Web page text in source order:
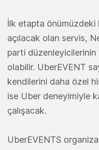
İlk etapta
açılacak olan servis,
parti düzenleyicilerinin
olabilir. UberEVENT
kendilerini daha özel
ise Uber deneyimiyle
çalışacak.
UberEVENTS